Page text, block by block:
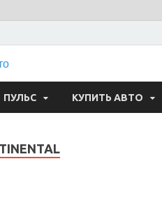
ForPost —
ПУЛЬС КУПИТЬ АВТО